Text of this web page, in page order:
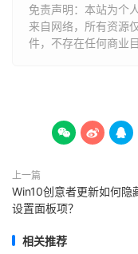
免责声明：本站为个
来自网络，所有资源
件，不存在任何商业
  
上一篇
Win10创意者更新如何隐
设置面板项？
相关推荐